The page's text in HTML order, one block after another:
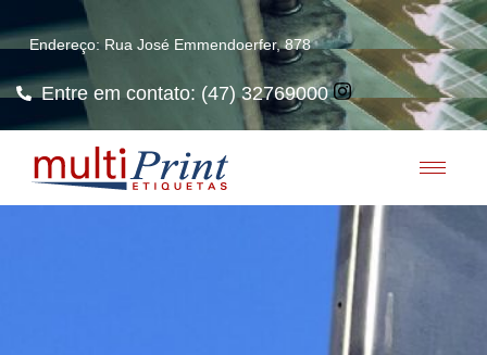
Endereço: Rua José Emmendoerfer, 878
Entre em contato: (47) 32769000